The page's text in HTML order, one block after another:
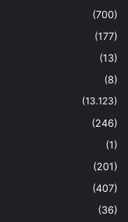
(700)
(177)
(13)
(8)
(13.123)
(246)
(1)
(201)
(407)
(36)